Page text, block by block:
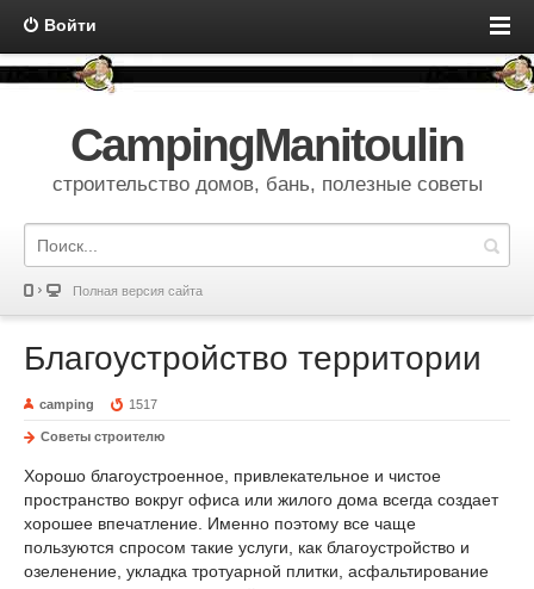
Войти
CampingManitoulin
строительство домов, бань, полезные советы
Полная версия сайта
Благоустройство территории
camping 1517
Советы строителю
Хорошо благоустроенное, привлекательное и чистое
пространство вокруг офиса или жилого дома всегда создает
хорошее впечатление. Именно поэтому все чаще
пользуются спросом такие услуги, как благоустройство и
озеленение, укладка тротуарной плитки, асфальтирование